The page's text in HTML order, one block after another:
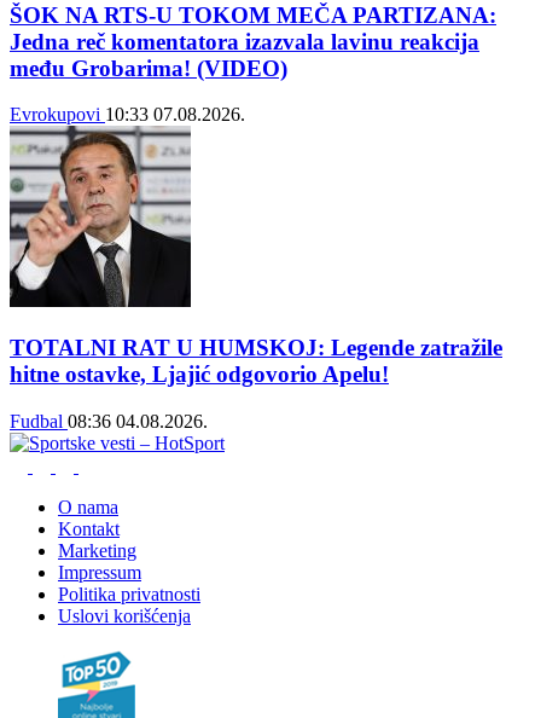
ŠOK NA RTS-U TOKOM MEČA PARTIZANA:
Jedna reč komentatora izazvala lavinu reakcija
među Grobarima! (VIDEO)
Evrokupovi 10:33 07.08.2026.
TOTALNI RAT U HUMSKOJ: Legende zatražile
hitne ostavke, Ljajić odgovorio Apelu!
Fudbal 08:36 04.08.2026.
O nama
Kontakt
Marketing
Impressum
Politika privatnosti
Uslovi korišćenja